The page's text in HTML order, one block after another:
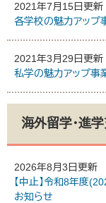
2021年7月15日更新
各学校の魅力アップ
2021年3月29日更新
私学の魅力アップ事
海外留学・進
2026年8月3日更新
【中止】令和8年度
お知らせ